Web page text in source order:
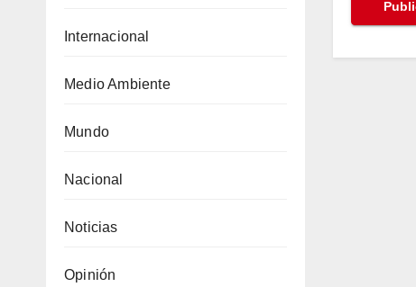
Internacional
Medio Ambiente
Mundo
Nacional
Noticias
Opinión